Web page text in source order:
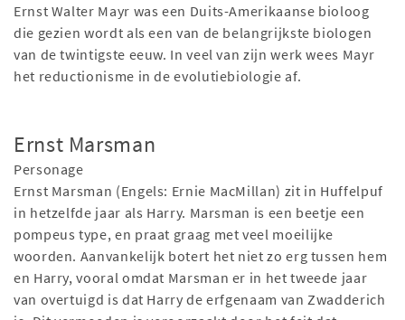
Ernst Walter Mayr was een Duits-Amerikaanse bioloog
die gezien wordt als een van de belangrijkste biologen
van de twintigste eeuw. In veel van zijn werk wees Mayr
het reductionisme in de evolutiebiologie af.
Ernst Marsman
Personage
Ernst Marsman (Engels: Ernie MacMillan) zit in Huffelpuf
in hetzelfde jaar als Harry. Marsman is een beetje een
pompeus type, en praat graag met veel moeilijke
woorden. Aanvankelijk botert het niet zo erg tussen hem
en Harry, vooral omdat Marsman er in het tweede jaar
van overtuigd is dat Harry de erfgenaam van Zwadderich